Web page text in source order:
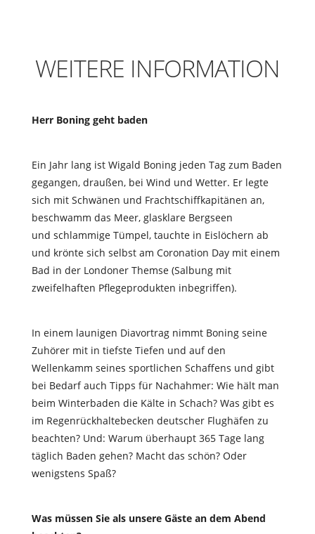
WEITERE INFORMATION
Herr Boning geht baden
Ein Jahr lang ist Wigald Boning jeden Tag zum Baden
gegangen, draußen, bei Wind und Wetter. Er legte
sich mit Schwänen und Frachtschiffkapitänen an,
beschwamm das Meer, glasklare Bergseen
und schlammige Tümpel, tauchte in Eislöchern ab
und krönte sich selbst am Coronation Day mit einem
Bad in der Londoner Themse (Salbung mit
zweifelhaften Pflegeprodukten inbegriffen).
In einem launigen Diavortrag nimmt Boning seine
Zuhörer mit in tiefste Tiefen und auf den
Wellenkamm seines sportlichen Schaffens und gibt
bei Bedarf auch Tipps für Nachahmer: Wie hält man
beim Winterbaden die Kälte in Schach? Was gibt es
im Regenrückhaltebecken deutscher Flughäfen zu
beachten? Und: Warum überhaupt 365 Tage lang
täglich Baden gehen? Macht das schön? Oder
wenigstens Spaß?
Was müssen Sie als unsere Gäste an dem Abend